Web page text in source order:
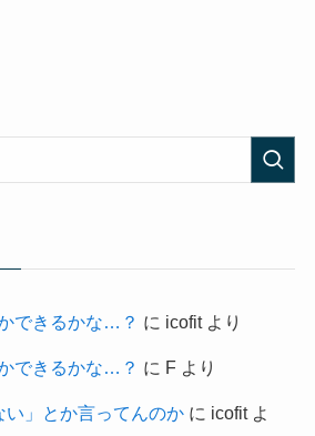
できるかな…？ に icofitより
できるかな…？ に Fより
い」とか言ってんのかに icofitよ